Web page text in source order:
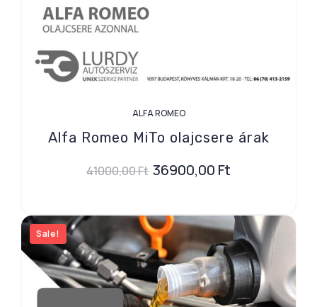
ALFA ROMEO
Alfa Romeo MiTo olajcsere árak
41000,00Ft 36900,00 Ft
Sale!